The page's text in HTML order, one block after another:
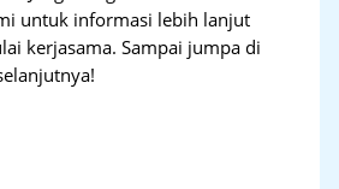
untuk informasi lebih lanjut
kerjasama. Sampai jumpa di